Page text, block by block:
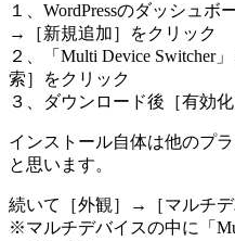
１、WordPressのダッシュボ
→［新規追加］をクリック
２、「Multi Device Switcher
索］をクリック
３、ダウンロード後［有効
インストール自体は他のプ
と思います。
続いて［外観］→［マルチ
※マルチデバイスの中に「